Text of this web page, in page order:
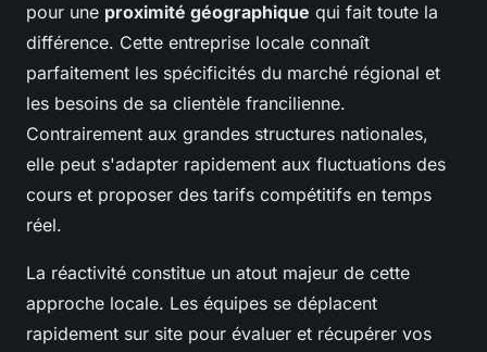
pour une proximité géographique qui fait toute la
différence. Cette entreprise locale connaît
parfaitement les spécificités du marché régional et
les besoins de sa clientèle francilienne.
Contrairement aux grandes structures nationales,
elle peut s'adapter rapidement aux fluctuations des
cours et proposer des tarifs compétitifs en temps
réel.
La réactivité constitue un atout majeur de cette
approche locale. Les équipes se déplacent
rapidement sur site pour évaluer et récupérer vos